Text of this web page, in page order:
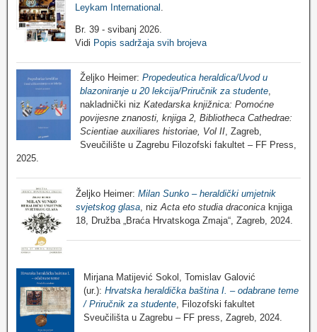
Leykam International
Br. 39 - svibanj 2026.
Vidi Popis sadržaja svih brojeva
Željko Heimer: Propedeutica heraldica/Uvod u
blazoniranje u 20 lekcija/Priručnik za studente,
nakladnički niz Katedarska knjižnica: Pomoćne
povijesne znanosti, knjiga 2, Bibliotheca Cathedrae:
Scientiae auxiliares historiae, Vol II, Zagreb,
Sveučilište u Zagrebu Filozofski fakultet – FF Press,
2025.
Željko Heimer: Milan Sunko – heraldički umjetnik
svjetskog glasa , niz Acta eto studia draconica knjiga
18, Družba „Braća Hrvatskoga Zmaja“, Zagreb, 2024.
Mirjana Matijević Sokol, Tomislav Galović
(ur.): Hrvatska heraldička baština I. – odabrane teme
/ Priručnik za studente, Filozofski fakultet
Sveučilišta u Zagrebu – FF press, Zagreb, 2024.